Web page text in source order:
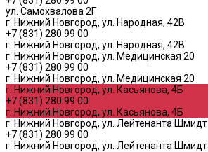
ул. Самохвалова 2Г
г. Нижний Новгород, ул. Народная, 42В
+7 (831) 280 99 00
г. Нижний Новгород, ул. Народная, 42В
г. Нижний Новгород, ул. Медицинская 20
+7 (831) 280 99 00
г. Нижний Новгород, ул. Медицинская 20
г. Нижний Новгород, ул. Касьянова, 4Б
+7 (831) 280 99 00
г. Нижний Новгород, ул. Касьянова, 4Б
г. Нижний Новгород, ул. Лейтенанта
+7 (831) 280 99 00
г. Нижний Новгород, ул. Лейтенанта